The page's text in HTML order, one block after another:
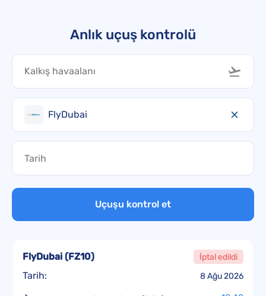
Anlık uçuş kontrolü
FlyDubai
Uçuşu kontrol et
Tarih: 8 Ağu 2026
FlyDubai (FZ10) İptal edildi